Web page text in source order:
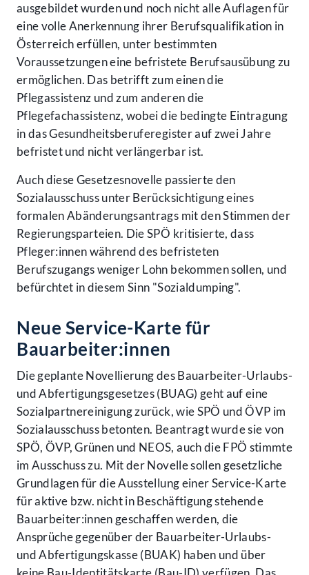
ausgebildet wurden und noch nicht alle Auflagen für
eine volle Anerkennung ihrer Berufsqualifikation in
Österreich erfüllen, unter bestimmten
Voraussetzungen eine befristete Berufsausübung zu
ermöglichen. Das betrifft zum einen die
Pflegassistenz und zum anderen die
Pflegefachassistenz, wobei die bedingte Eintragung
in das Gesundheitsberuferegister auf zwei Jahre
befristet und nicht verlängerbar ist.
Auch diese Gesetzesnovelle passierte den
Sozialausschuss unter Berücksichtigung eines
formalen Abänderungsantrags mit den Stimmen der
Regierungsparteien. Die SPÖ kritisierte, dass
Pfleger:innen während des befristeten
Berufszugangs weniger Lohn bekommen sollen, und
befürchtet in diesem Sinn "Sozialdumping".
Neue Service-Karte für
Bauarbeiter:innen
Die geplante Novellierung des Bauarbeiter-Urlaubs-
und Abfertigungsgesetzes (BUAG) geht auf eine
Sozialpartnereinigung zurück, wie SPÖ und ÖVP im
Sozialausschuss betonten. Beantragt wurde sie von
SPÖ, ÖVP, Grünen und NEOS, auch die FPÖ stimmte
im Ausschuss zu. Mit der Novelle sollen gesetzliche
Grundlagen für die Ausstellung einer Service-Karte
für aktive bzw. nicht in Beschäftigung stehende
Bauarbeiter:innen geschaffen werden, die
Ansprüche gegenüber der Bauarbeiter-Urlaubs-
und Abfertigungskasse (BUAK) haben und über